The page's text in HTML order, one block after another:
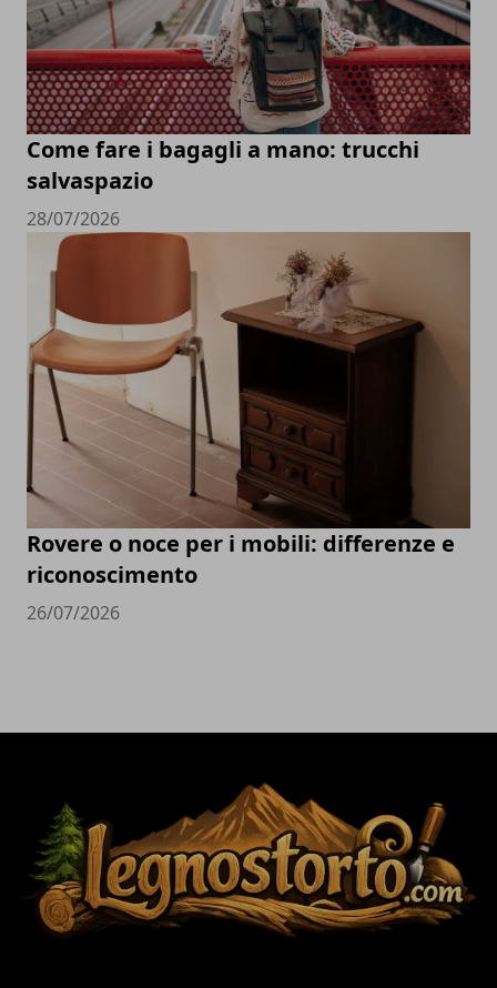
Come fare i bagagli a mano: trucchi
salvaspazio
28/07/2026
Rovere o noce per i mobili: differenze e
riconoscimento
26/07/2026